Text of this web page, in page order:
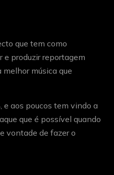
que tem como
e produzir reportagem
música que
, e aos poucos tem vindo a
que é possível quando
vontade de fazer o